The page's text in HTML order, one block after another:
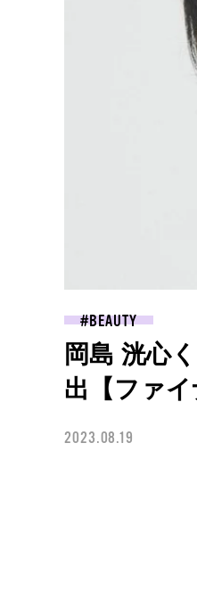
BEAUTY
岡島 洸心
出【ファイ
2023.08.19